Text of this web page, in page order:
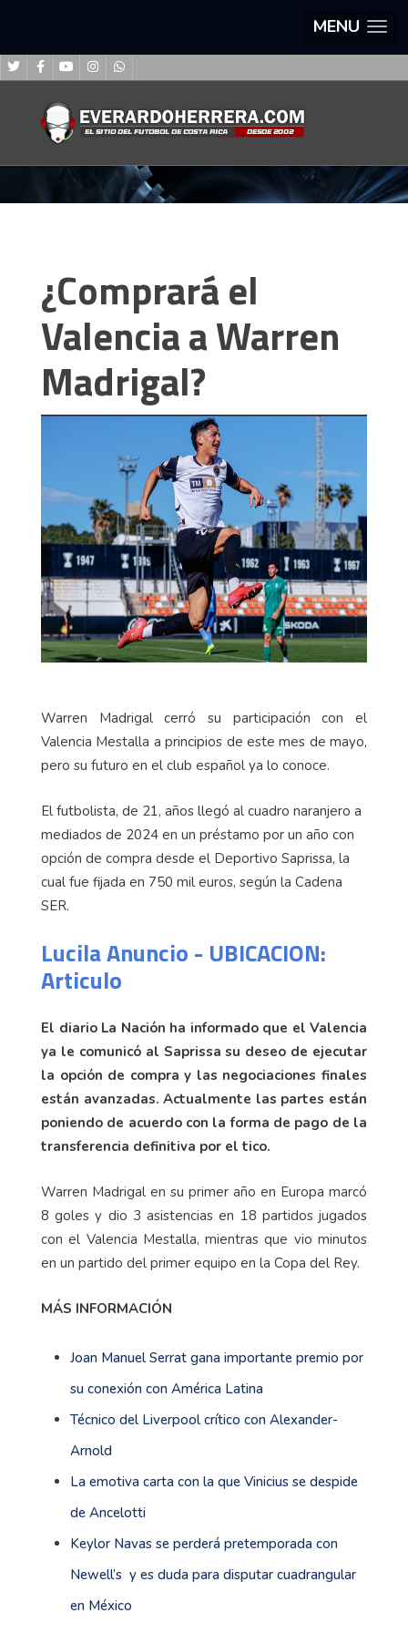
MENU
¿Comprará el
Valencia a Warren
Madrigal?
Warren Madrigal cerró su participación con el
Valencia Mestalla a principios de este mes de mayo,
pero su futuro en el club español ya lo conoce.
El futbolista, de 21, años llegó al cuadro naranjero a
mediados de 2024 en un préstamo por un año con
opción de compra desde el Deportivo Saprissa, la
cual fue fijada en 750 mil euros, según la Cadena
SER.
Lucila Anuncio - UBICACION:
Articulo
El diario La Nación ha informado que el Valencia
ya le comunicó al Saprissa su deseo de ejecutar
la opción de compra y las negociaciones finales
están avanzadas.Actualmente las partes están
poniendo de acuerdo con la forma de pago de la
transferencia definitiva por el tico.
Warren Madrigal en su primer año en Europa marcó
8 goles y dio 3 asistencias en 18 partidos jugados
con el Valencia Mestalla, mientras que vio minutos
en un partido del primer equipo en la Copa del Rey.
MÁS INFORMACIÓN
Joan Manuel Serrat gana importante premio por
su conexión con América Latina
Técnico del Liverpool crítico con Alexander-
Arnold
La emotiva carta con la que Vinicius se despide
de Ancelotti
Keylor Navas se perderá pretemporada con
Newell’s y es duda para disputar cuadrangular
en México